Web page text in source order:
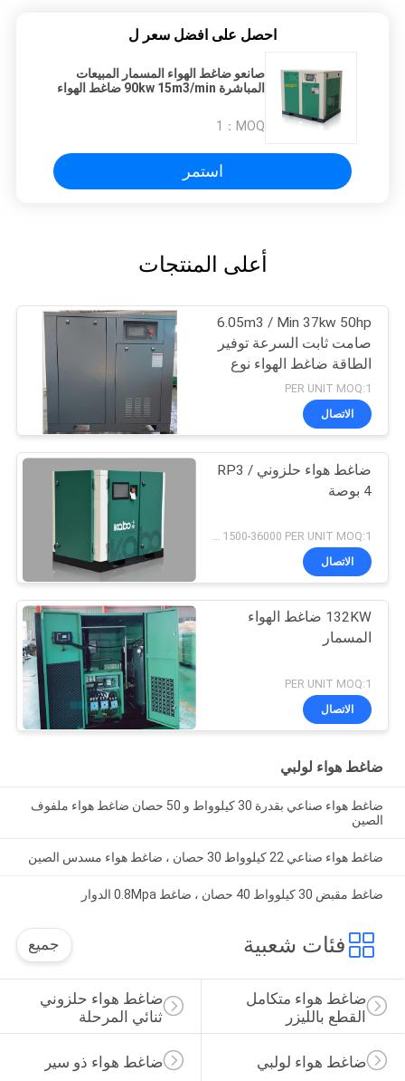
احصل على افضل سعر ل
صانعو ضاغط الهواء المسمار المبيعات
المباشرة 90kw 15m3/min ضاغط الهواء
MOQ：
1
استمر
أعلى المنتجات
6.05m3 / Min 37kw 50hp
صامت ثابت السرعة توفير
الطاقة ضاغط الهواء نوع
المسمار
PER UNIT MOQ:1
الاتصال
ضاغط هواء حلزوني RP3 /
4 بوصة
USD 1500-36000 PER UNIT MOQ:1
الاتصال
132KW ضاغط الهواء
المسمار
PER UNIT MOQ:1
الاتصال
ضاغط هواء لولبي
ضاغط هواء صناعي بقدرة 30 كيلوواط و 50 حصان ضاغط هواء ملفوف
الصين
ضاغط هواء صناعي 22 كيلوواط 30 حصان ، ضاغط هواء مسدس الصين
ضاغط مقبض 30 كيلوواط 40 حصان ، ضاغط 0.8Mpa الدوار
فئات شعبية جميع
ضاغط هواء حلزوني
ثنائي المرحلة
ضاغط هواء متكامل
القطع بالليزر
ضاغط هواء ذو ​​سير ضاغط هواء لولبي